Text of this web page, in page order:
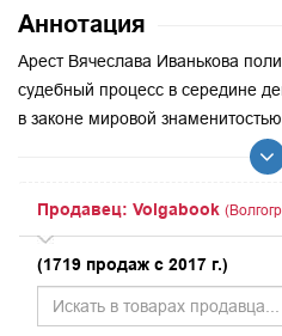
Аннотация
Арест Вячеслава Иванькова
судебный процесс в середине
в законе мировой
Продавец: Volgabook
(1719 продаж с 2017 г.)